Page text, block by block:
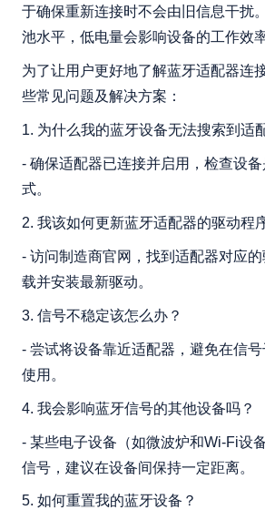
于确保重新连接时不会由旧信息干扰
池水平，低电量会影响设备的工作效率
为了让用户更好地了解蓝牙适配器连
些常见问题及解决方案：
1. 为什么我的蓝牙设备无法搜索到适
- 确保适配器已连接并启用，检查设
式。
2. 我该如何更新蓝牙适配器的驱动程
- 访问制造商官网，找到适配器对应
载并安装最新驱动。
3. 信号不稳定该怎么办？
- 尝试将设备靠近适配器，避免在信
使用。
4. 我会影响蓝牙信号的其他设备吗？
- 某些电子设备（如微波炉和Wi-Fi设
信号，建议在设备间保持一定距离。
5. 如何重置我的蓝牙设备？